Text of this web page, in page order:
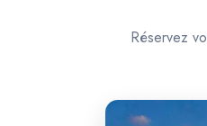
Réservez